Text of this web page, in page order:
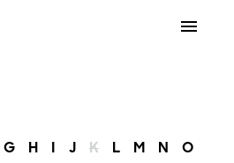
G H I J K L M N O